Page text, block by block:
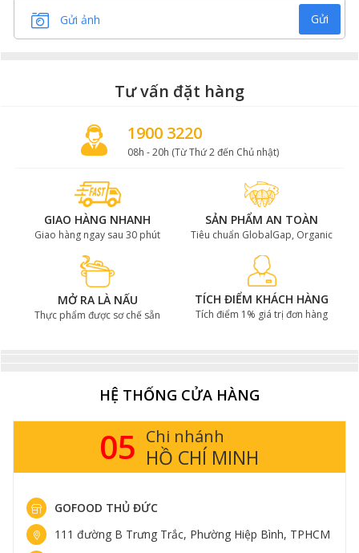
Gửi ảnh Gửi
Tư vấn đặt hàng
1900 3220
08h - 20h (Từ Thứ 2 đến Chủ nhật)
GIAO HÀNG NHANH
Giao hàng ngay sau 30 phút
SẢN PHẨM AN TOÀN
Tiêu chuẩn GlobalGap, Organic
MỞ RA LÀ NẤU
Thực phẩm được sơ chế sẵn
TÍCH ĐIỂM KHÁCH HÀNG
Tích điểm 1% giá trị đơn hàng
HỆ THỐNG CỬA HÀNG
05 Chi nhánh
HỒ CHÍ MINH
GOFOOD THỦ ĐỨC
111 đường B Trưng Trắc, Phường Hiệp Bình, TPHCM